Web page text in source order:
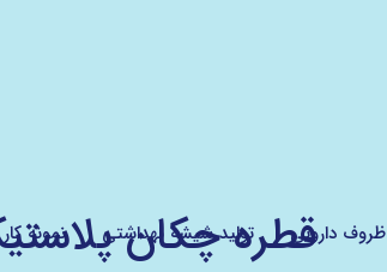
ظروف دارویی تولید شیشه بهداشتی نمونه کار قطره چکان